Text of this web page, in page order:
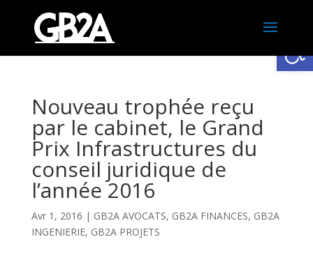
Nouveau trophée reçu
par le cabinet, le Grand
Prix Infrastructures du
conseil juridique de
l’année 2016
Avr 1, 2016 | GB2A AVOCATS, GB2A FINANCES, GB2A
INGENIERIE, GB2A PROJETS